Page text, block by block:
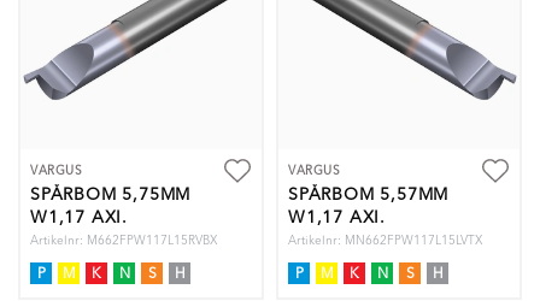
VARGUS
SPÅRBOM 5,75MM
W1,17 AXI.
Artikelnr: M662FPW117L15RVBX
P M K N S H
VARGUS
SPÅRBOM 5,57MM
W1,17 AXI.
Artikelnr: MN662FPW117L15LVTX
P M K N S H